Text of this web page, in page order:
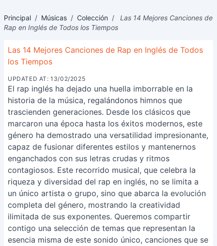
Principal / Músicas / Colección /
Las 14 Mejores Canciones de
Rap en Inglés de Todos los Tiempos
Las 14 Mejores Canciones de Rap en Inglés de Todos
los Tiempos
UPDATED AT: 13/02/2025
El rap inglés ha dejado una huella imborrable en la
historia de la música, regalándonos himnos que
trascienden generaciones. Desde los clásicos que
marcaron una época hasta los éxitos modernos, este
género ha demostrado una versatilidad impresionante,
capaz de fusionar diferentes estilos y mantenernos
enganchados con sus letras crudas y ritmos
contagiosos. Este recorrido musical, que celebra la
riqueza y diversidad del rap en inglés, no se limita a
un único artista o grupo, sino que abarca la evolución
completa del género, mostrando la creatividad
ilimitada de sus exponentes. Queremos compartir
contigo una selección de temas que representan la
esencia misma de este sonido único, canciones que se